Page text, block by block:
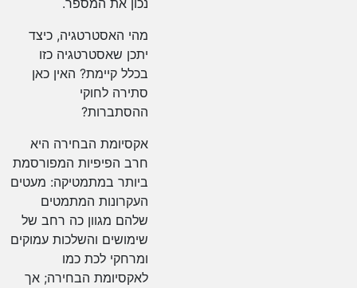
נכון את המספר.
מהי האסטרטגיה, כיצד
יתכן שאסטרטגיה כזו
בכלל קיימת? האין כאן
סתירה לחוקי
ההסתברות?
אקסיומת הבחירה היא
חרב הפיפיות המפורסמת
ביותר במתמטיקה: מעטים
העקרונות המתמטים
שלהם מגוון כה רחב של
שימושים והשלכות עמוקים
ומרחקי לכת כמו
לאקסיומת הבחירה; אך